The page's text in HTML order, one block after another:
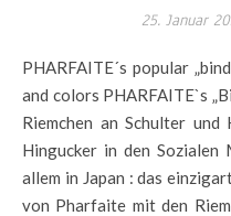
25. Januar
PHARFAITE´s popular „binder“ swimwear in different styles
and colors PHARFAITE`s
Riemchen an Schulter
Hingucker in den
allem in Japan : das
von Pharfaite mit den